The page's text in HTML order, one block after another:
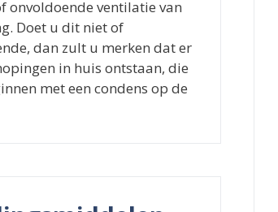
onvoldoende ventilatie van
Doet u dit niet of
dan zult u merken dat er
in huis ontstaan, die
met een condens op de